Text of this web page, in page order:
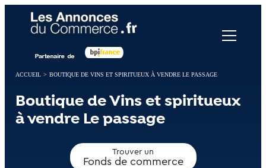
ACCUEIL > BOUTIQUE DE VINS ET SPIRITUEUX À VENDRE LE PASSAGE
Boutique de Vins et spiritueux
à vendre Le passage
Trouver un
Fonds de commerce
Panneau de gestion des cookies